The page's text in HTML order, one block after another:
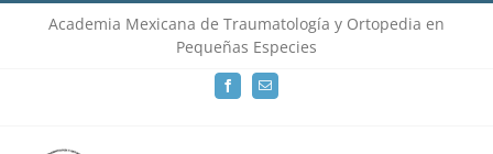
Academia Mexicana de Traumatología y Ortopedia en
Pequeñas Especies
FacebookEmail